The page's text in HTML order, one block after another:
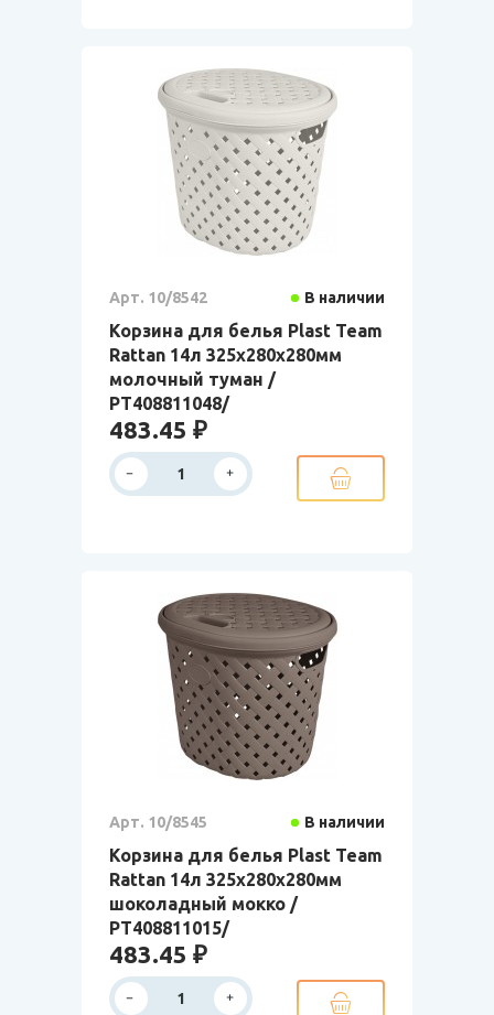
Арт. 10/8542 В наличии
Корзина для белья Plast Team
Rattan 14л 325х280х280мм
молочный туман /
РТ408811048/
483.45 ₽
Арт. 10/8545 В наличии
Корзина для белья Plast Team
Rattan 14л 325х280х280мм
шоколадный мокко /
РТ408811015/
483.45 ₽